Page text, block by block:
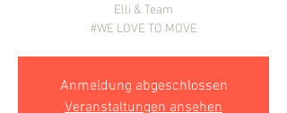
Elli & Team
#WE LOVE TO MOVE
Anmeldung abgeschlossen
Veranstaltungen ansehen